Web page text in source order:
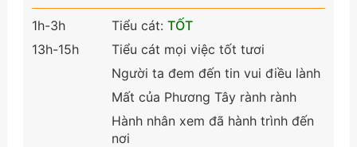
1h-3h
13h-15h
Tiểu cát: TỐT
Tiểu cát mọi việc tốt tươi
Người ta đem đến tin vui điều lành
Mất của Phương Tây rành rành
Hành nhân xem đã hành trình đến
nơi